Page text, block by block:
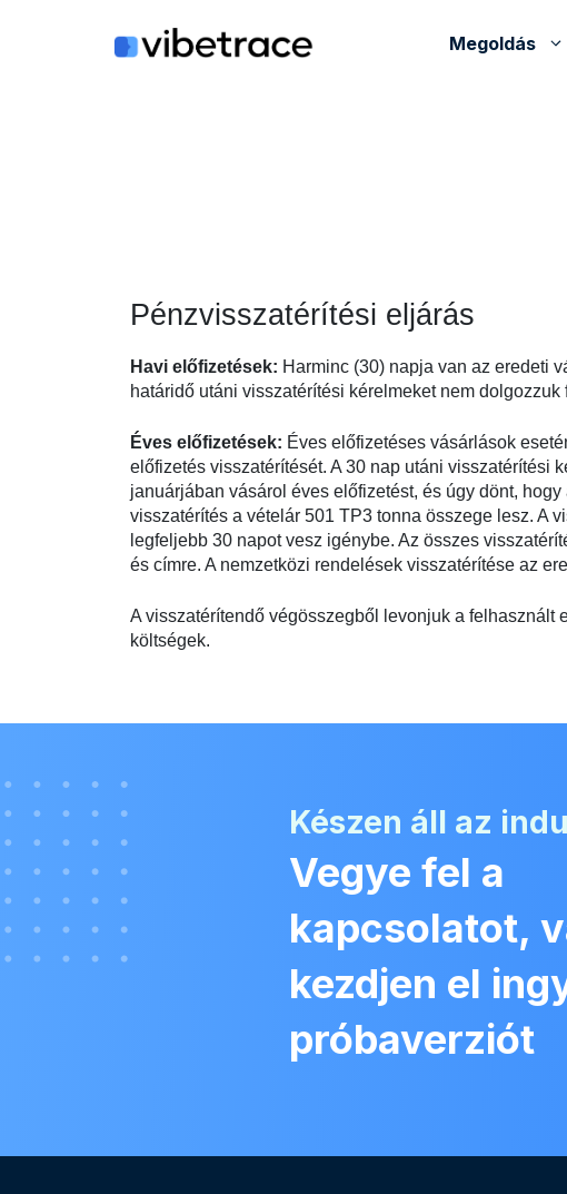
Megoldás
Pénzvisszatérítési eljárás
Havi előfizetések: Harminc (30) napja van az eredeti
határidő utáni visszatérítési kérelmeket nem
Éves előfizetések: Éves előfizetéses vásárlások
előfizetés visszatérítését. A 30 nap utáni visszatérítési
januárjában vásárol éves előfizetést, és úgy dönt,
visszatérítés a vételár 501 TP3 tonna összege lesz. A
legfeljebb 30 napot vesz igénybe. Az összes
és címre. A nemzetközi rendelések visszatérítése az
A visszatérítendő végösszegből levonjuk a felhasznált
költségek.
Készen áll az
Vegye fel a
kapcsolatot,
kezdjen el
próbaverziót